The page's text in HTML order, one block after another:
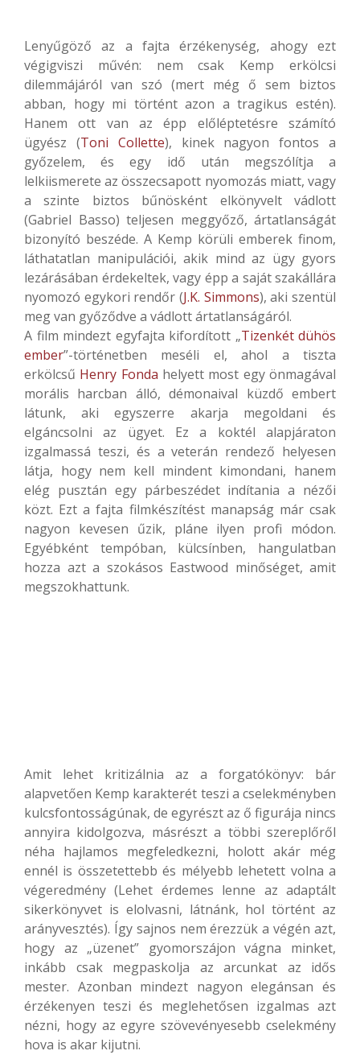
Lenyűgöző az a fajta érzékenység, ahogy ezt
végigviszi művén: nem csak Kemp erkölcsi
dilemmájáról van szó (mert még ő sem biztos
abban, hogy mi történt azon a tragikus estén).
Hanem ott van az épp előléptetésre számító
ügyész (Toni Collette), kinek nagyon fontos a
győzelem, és egy idő után megszólítja a
lelkiismerete az összecsapott nyomozás miatt, vagy
a szinte biztos bűnösként elkönyvelt vádlott
(Gabriel Basso) teljesen meggyőző, ártatlanságát
bizonyító beszéde. A Kemp körüli emberek finom,
láthatatlan manipulációi, akik mind az ügy gyors
lezárásában érdekeltek, vagy épp a saját szakállára
nyomozó egykori rendőr (J.K. Simmons), aki szentül
meg van győződve a vádlott ártatlanságáról.
A film mindezt egyfajta kifordított „Tizenkét dühös
ember”-történetben meséli el, ahol a tiszta
erkölcsű Henry Fonda helyett most egy önmagával
morális harcban álló, démonaival küzdő embert
látunk, aki egyszerre akarja megoldani és
elgáncsolni az ügyet. Ez a koktél alapjáraton
izgalmassá teszi, és a veterán rendező helyesen
látja, hogy nem kell mindent kimondani, hanem
elég pusztán egy párbeszédet indítania a nézői
közt. Ezt a fajta filmkészítést manapság már csak
nagyon kevesen űzik, pláne ilyen profi módon.
Egyébként tempóban, külcsínben, hangulatban
hozza azt a szokásos Eastwood minőséget, amit
megszokhattunk.
Amit lehet kritizálnia az a forgatókönyv: bár
alapvetően Kemp karakterét teszi a cselekményben
kulcsfontosságúnak, de egyrészt az ő figurája nincs
annyira kidolgozva, másrészt a többi szereplőről
néha hajlamos megfeledkezni, holott akár még
ennél is összetettebb és mélyebb lehetett volna a
végeredmény (Lehet érdemes lenne az adaptált
sikerkönyvet is elolvasni, látnánk, hol történt az
arányvesztés). Így sajnos nem érezzük a végén azt,
hogy az „üzenet” gyomorszájon vágna minket,
inkább csak megpaskolja az arcunkat az idős
mester. Azonban mindezt nagyon elegánsan és
érzékenyen teszi és meglehetősen izgalmas azt
nézni, hogy az egyre szövevényesebb cselekmény
hova is akar kijutni.